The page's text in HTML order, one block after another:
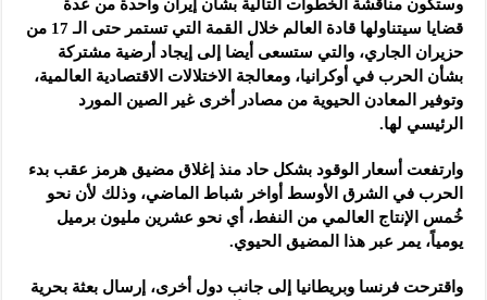
وستكون مناقشة الخطوات التالية بشأن إيران واحدة من عدة
قضايا سيتناولها قادة ‏العالم خلال القمة التي تستمر حتى الـ 17 من
حزيران الجاري، والتي ستسعى أيضا إلى ‏إيجاد أرضية مشتركة
بشأن الحرب في أوكرانيا، ومعالجة الاختلالات الاقتصادية ‏العالمية،
وتوفير المعادن الحيوية من مصادر أخرى غير الصين المورد
الرئيسي ‏لها.‏
وارتفعت أسعار الوقود بشكل حاد منذ إغلاق مضيق هرمز عقب بدء
الحرب في ‏الشرق الأوسط أواخر شباط الماضي، وذلك لأن نحو
خُمس الإنتاج العالمي من ‏النفط، أي نحو عشرين مليون برميل
يومياً، يمر عبر هذا المضيق الحيوي.‏
واقترحت فرنسا وبريطانيا إلى جانب دول أخرى، إرسال بعثة بحرية